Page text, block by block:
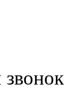
звонок